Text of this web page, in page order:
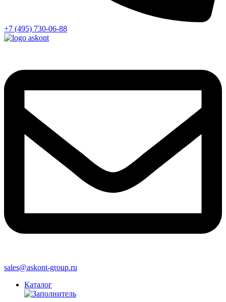
+7 (495) 730-06-88
sales@askont-group.ru
Каталог